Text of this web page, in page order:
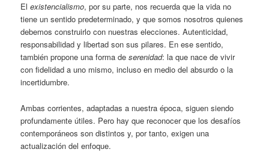
Elexistencialismo, por su parte, nos recuerda que la vida no
tiene un sentido predeterminado, y que somos nosotros quienes
debemos construirlo con nuestras elecciones. Autenticidad,
responsabilidad y libertad son sus pilares. En ese sentido,
también propone una forma deserenidad: la que nace de vivir
con fidelidad a uno mismo, incluso en medio del absurdo o la
incertidumbre.
Ambas corrientes, adaptadas a nuestra época, siguen siendo
profundamente útiles. Pero hay que reconocer que los desafíos
contemporáneos son distintos y, por tanto, exigen una
actualización del enfoque.